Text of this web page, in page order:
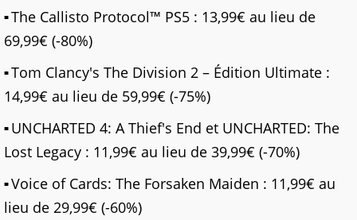
The Callisto Protocol™ PS5 : 13,99€ au lieu de
69,99€ (-80%)
Tom Clancy's The Division 2 – Édition Ultimate :
14,99€ au lieu de 59,99€ (-75%)
UNCHARTED 4: A Thief's End et UNCHARTED: The
Lost Legacy : 11,99€ au lieu de 39,99€ (-70%)
Voice of Cards: The Forsaken Maiden : 11,99€ au
lieu de 29,99€ (-60%)